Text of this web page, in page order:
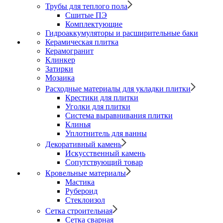
Трубы для теплого пола
Сшитые ПЭ
Комплектующие
Гидроаккумуляторы и расширительные баки
Керамическая плитка
Керамогранит
Клинкер
Затирки
Мозаика
Расходные материалы для укладки плитки
Крестики для плитки
Уголки для плитки
Система выравнивания плитки
Клинья
Уплотнитель для ванны
Декоративный камень
Искусственный камень
Сопутствующий товар
Кровельные материалы
Мастика
Рубероид
Стеклоизол
Сетка строительная
Сетка сварная